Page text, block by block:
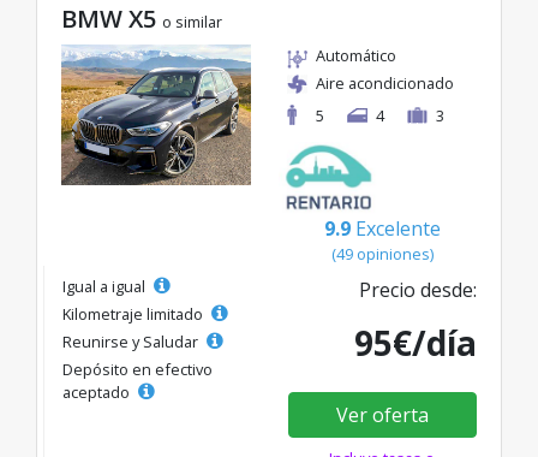
BMW X5 o similar
Automático
Aire acondicionado
5
4 3
9.9 Excelente
(49 opiniones)
Igual a igual
Kilometraje limitado
Reunirse y Saludar
Depósito en efectivo
aceptado
Precio desde:
95€/día
Ver oferta